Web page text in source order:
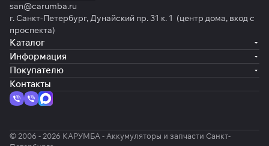
san@carumba.ru
г. Санкт-Петербург, Дунайский пр. 31 к. 1 (центр дома, вход с
проспекта)
Каталог
Информация
Покупателю
Контакты
© 2006 - 2026 КАРУМБА - Аккумуляторы и запчасти Санкт-